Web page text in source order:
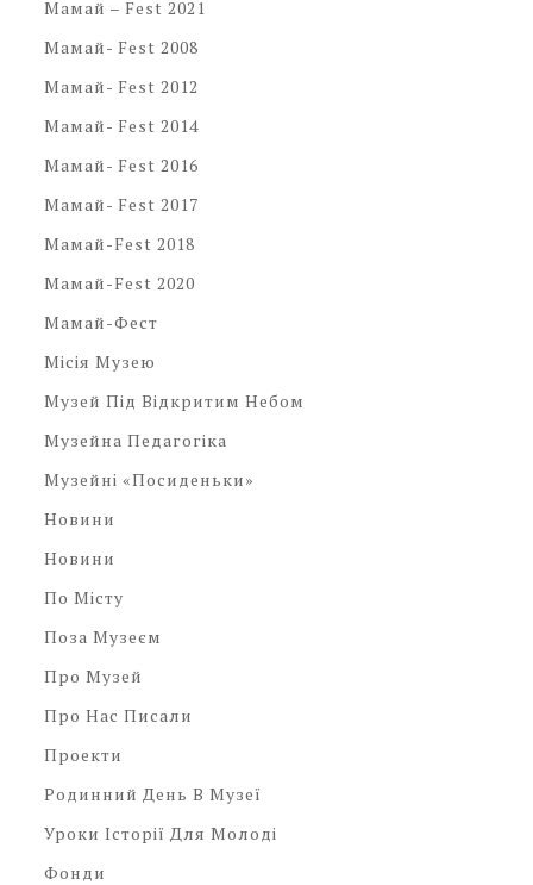
Мамай – Fest 2021
Мамай- Fest 2008
Мамай- Fest 2012
Мамай- Fest 2014
Мамай- Fest 2016
Мамай- Fest 2017
Мамай-Fest 2018
Мамай-Fest 2020
Мамай-Фест
Місія Музею
Музей Під Відкритим Небом
Музейна Педагогіка
Музейні «посиденьки»
Новини
Новини
По Місту
Поза Музеєм
Про Музей
Про Нас Писали
Проекти
Родинний День В Музеї
Уроки Історії Для Молоді
Фонди